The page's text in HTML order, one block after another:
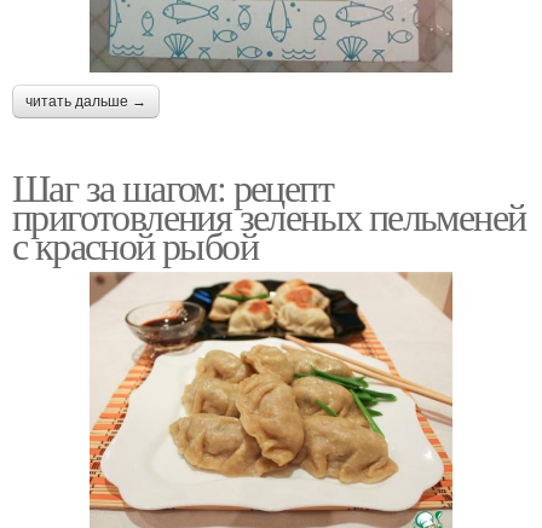
читать дальше →
Шаг за шагом: рецепт
приготовления зеленых пельменей
с красной рыбой